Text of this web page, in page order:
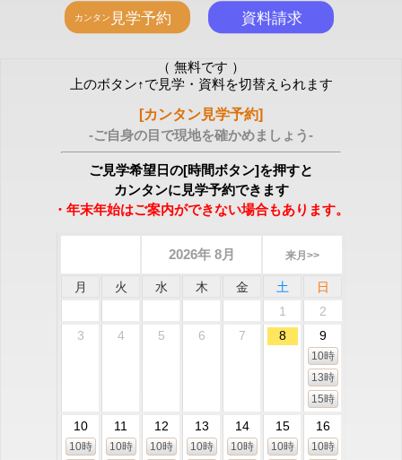
（ 無料です ）
上のボタン↑で見学・資料を切替えられます
[カンタン見学予約]
-ご自身の目で現地を確かめましょう-
ご見学希望日の[時間ボタン]を押すと
カンタンに見学予約できます
・年末年始はご案内ができない場合もあります。
2026年 8月 来月>>
月 火 水 木 金 土
日
1
2
3
4 5 6 7 8 9
10時
13時
15時
10
10時
11
10時
12
10時
13
10時
14
10時
15
10時
16
10時